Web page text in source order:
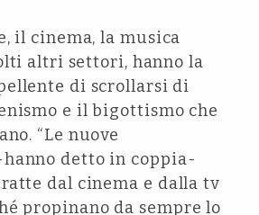
il cinema, la musica
altri settori, hanno la
di scrollarsi di
e il bigottismo che
“Le nuove
detto in coppia-
dal cinema e dalla tv
propinano da sempre lo